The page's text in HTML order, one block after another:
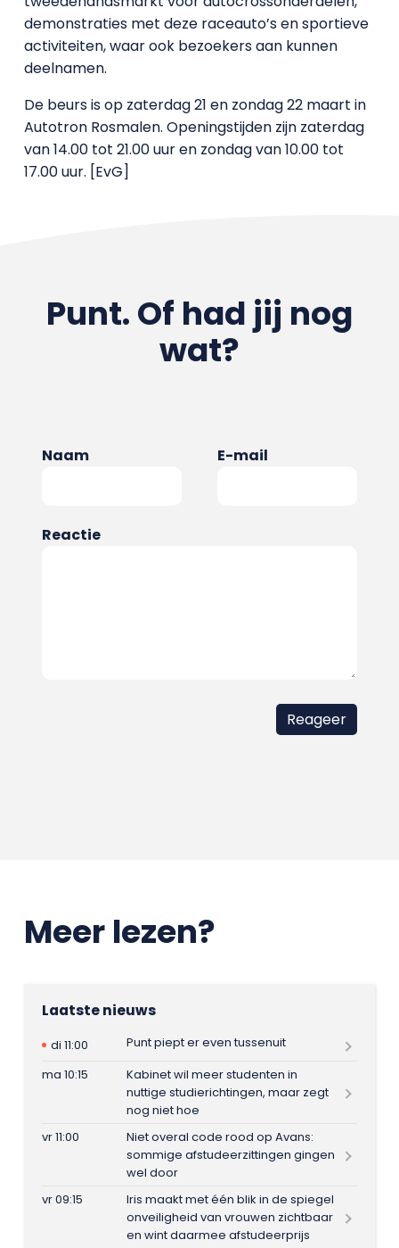
demonstraties met deze raceauto’s en sportieve
activiteiten, waar ook bezoekers aan kunnen
deelnamen.
De beurs is op zaterdag 21 en zondag 22 maart in
Autotron Rosmalen. Openingstijden zijn zaterdag
van 14.00 tot 21.00 uur en zondag van 10.00 tot
17.00 uur. [EvG]
Punt. Of had jij nog
wat?
Naam E-mail
Reactie
Meer lezen?
Laatste nieuws
di 11:00
Punt piept er even tussenuit
ma 10:15
Kabinet wil meer studenten in
nuttige studierichtingen, maar zegt
nog niet hoe
vr 11:00
Niet overal code rood op Avans:
sommige afstudeerzittingen gingen
wel door
vr 09:15
Iris maakt met één blik in de spiegel
onveiligheid van vrouwen zichtbaar
en wint daarmee afstudeerprijs